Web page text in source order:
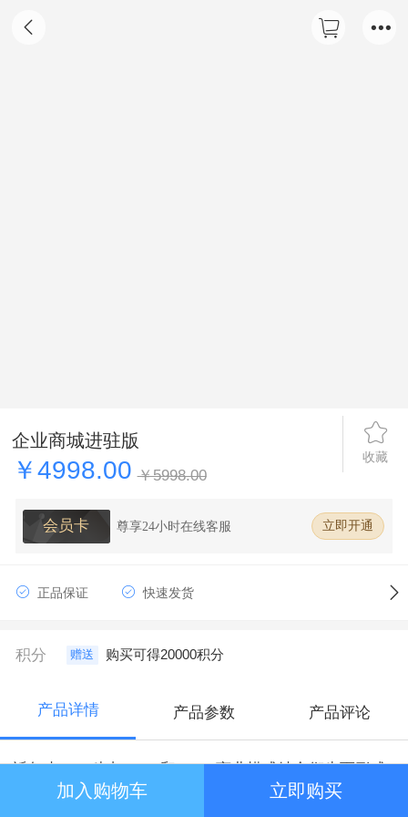
企业商城进驻版
收藏
￥4998.00 ￥5998.00
会员卡 尊享24小时在线客服 立即开通
正品保证 快速发货
积分 赠送 购买可得20000积分
产品详情 产品参数 产品评论
近年来，一种由“B2B”和“B2C”商业模式结合衍生而形成
的“B2B2C”新型商业模式逐渐为大众所熟知。B2B2C，
加入购物车 立即购买